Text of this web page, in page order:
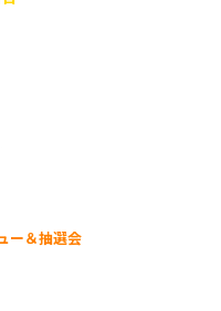
ー＆抽選会